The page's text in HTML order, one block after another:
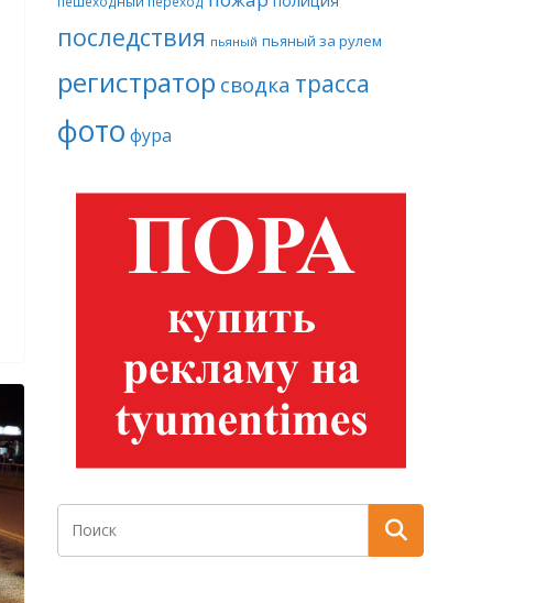
последствия пьяный пьяный за рулем
регистратор сводка трасса
фото фура